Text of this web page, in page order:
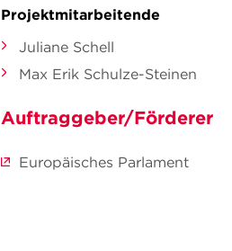
Projektmitarbeitende
Juliane Schell
Max Erik Schulze-Steinen
Auftraggeber/Förderer
Europäisches Parlament